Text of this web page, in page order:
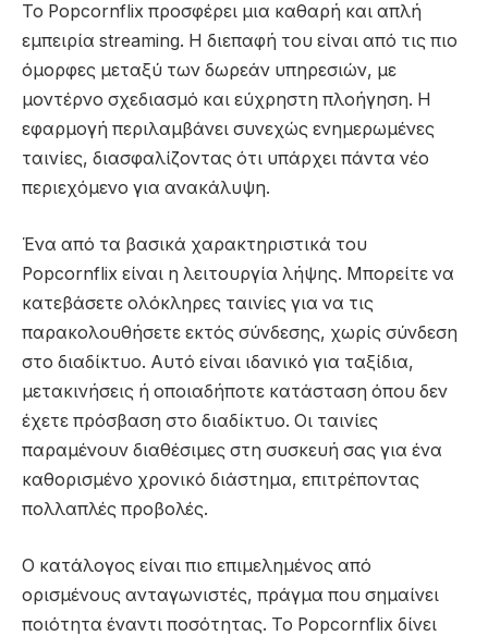
Το Popcornflix προσφέρει μια καθαρή και απλή
εμπειρία streaming. Η διεπαφή του είναι από τις πιο
όμορφες μεταξύ των δωρεάν υπηρεσιών, με
μοντέρνο σχεδιασμό και εύχρηστη πλοήγηση. Η
εφαρμογή περιλαμβάνει συνεχώς ενημερωμένες
ταινίες, διασφαλίζοντας ότι υπάρχει πάντα νέο
περιεχόμενο για ανακάλυψη.
Ένα από τα βασικά χαρακτηριστικά του
Popcornflix είναι η λειτουργία λήψης. Μπορείτε να
κατεβάσετε ολόκληρες ταινίες για να τις
παρακολουθήσετε εκτός σύνδεσης, χωρίς σύνδεση
στο διαδίκτυο. Αυτό είναι ιδανικό για ταξίδια,
μετακινήσεις ή οποιαδήποτε κατάσταση όπου δεν
έχετε πρόσβαση στο διαδίκτυο. Οι ταινίες
παραμένουν διαθέσιμες στη συσκευή σας για ένα
καθορισμένο χρονικό διάστημα, επιτρέποντας
πολλαπλές προβολές.
Ο κατάλογος είναι πιο επιμελημένος από
ορισμένους ανταγωνιστές, πράγμα που σημαίνει
ποιότητα έναντι ποσότητας. Το Popcornflix δίνει